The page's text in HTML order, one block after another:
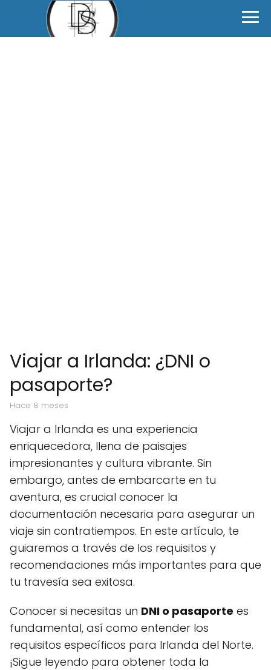
Viajar a Irlanda: ¿DNI o
pasaporte?
hace 8 meses
Viajar a Irlanda es una experiencia
enriquecedora, llena de paisajes
impresionantes y cultura vibrante. Sin
embargo, antes de embarcarte en tu
aventura, es crucial conocer la
documentación necesaria para asegurar un
viaje sin contratiempos. En este artículo, te
guiaremos a través de los requisitos y
recomendaciones más importantes para que
tu travesía sea exitosa.
Conocer si necesitas un DNI o pasaporte es
fundamental, así como entender los
requisitos específicos para Irlanda del Norte.
¡Sigue leyendo para obtener toda la